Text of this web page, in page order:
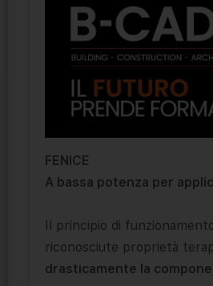
FENICE
A bassa potenza per
Il principio di
riconosciute proprietà
drasticamente la